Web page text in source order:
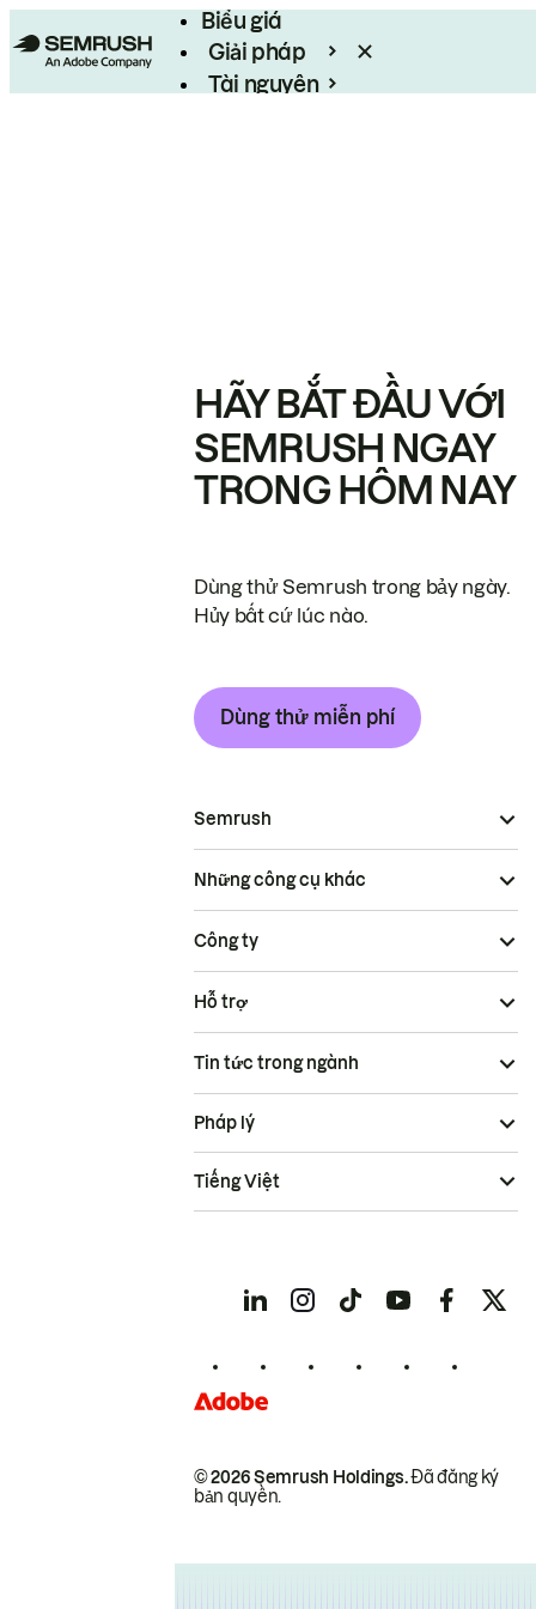
Biểu giá
Giải pháp
Tài nguyên
HÃY BẮT ĐẦU VỚI
SEMRUSH NGAY
TRONG HÔM NAY
Dùng thử Semrush trong bảy ngày.
Hủy bất cứ lúc nào.
Dùng thử miễn phí
Semrush
Những công cụ khác
Công ty
Hỗ trợ
Tin tức trong ngành
© 2026 Semrush Holdings.Đã đăng ký
bản quyền.
Pháp lý
Tiếng Việt